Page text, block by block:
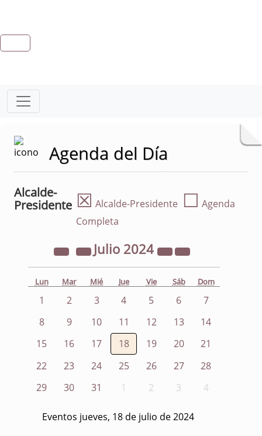
Agenda del Día
Alcalde-
Presidente ☒ Alcalde-Presidente ☐ Agenda
Completa
Julio 2024
Lun Mar Mié Jue Vie Sáb Dom
1 2 3 4 5 6
7
8
9 10 11 12 13
14
15
16 17 18 19 20
21
22
23 24 25 26 27
28
29
30 31 1 2 3 4
Eventos jueves, 18 de julio de 2024